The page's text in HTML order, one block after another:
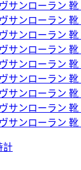
サンローラン
サンローラン
サンローラン
サンローラン
サンローラン 靴
サンローラン
サンローラン
サンローラン
サンローラン 靴
計